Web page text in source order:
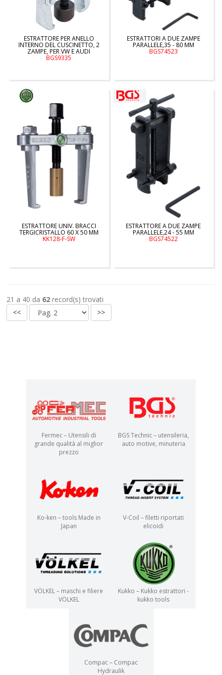
ESTRATTORE PER ANELLO
INTERNO DEL CUSCINETTO, 2
ZAMPE, PER VW E AUDI
BGS9335
ESTRATTORI A DUE ZAMPE
PARALLELE,35 - 80 MM
BGS74523
ESTRATTORE UNIV. BRACCI
TERGICRISTALLO 60 X 50 MM
KK128-F-SW
ESTRATTORE A DUE ZAMPE
PARALLELE,24 - 55 MM
BGS74522
21 a 40 da 62 record(s) trovati
<<
>>
Fermec – Utensili di
grande qualità al miglior
prezzo
BGS Technic – utensileria,
auto motive, minuteria
Ko-ken – tools Made in
Japan
V-Coil – filetti riportati
elicoidi
VÖLKEL – maschi e filiere
VÖLKEL
Kukko – Kukko estrattori -
kukko tools
Compac – Compac
Hydraulik